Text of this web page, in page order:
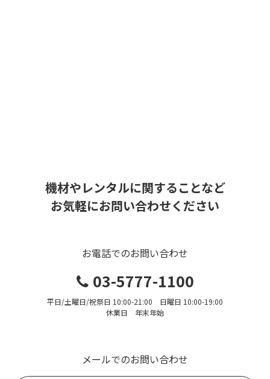
機材やレンタルに関することなど
お気軽にお問い合わせください
お電話でのお問い合わせ
03-5777-1100
平日/土曜日/祝祭日 10:00-21:00 日曜日 10:00-19:00
休業日 年末年始
メールでのお問い合わせ